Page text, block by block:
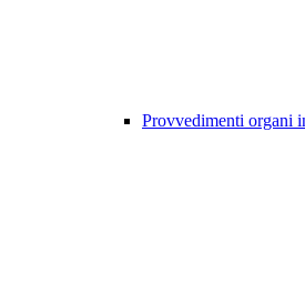
Provvedimenti organi